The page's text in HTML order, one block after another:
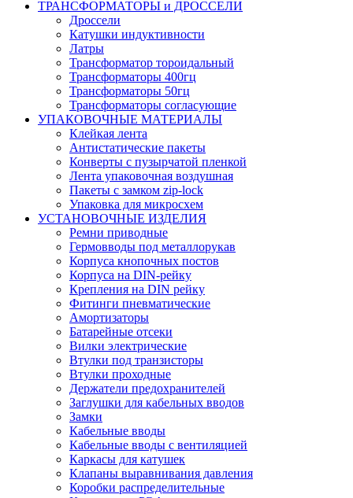
ТРАНСФОРМАТОРЫ и ДРОССЕЛИ
Дроссели
Катушки индуктивности
Латры
Трансформатор тороидальный
Трансформаторы 400гц
Трансформаторы 50гц
Трансформаторы согласующие
УПАКОВОЧНЫЕ МАТЕРИАЛЫ
Клейкая лента
Антистатические пакеты
Конверты с пузырчатой пленкой
Лента упаковочная воздушная
Пакеты с замком zip-lock
Упаковка для микросхем
УСТАНОВОЧНЫЕ ИЗДЕЛИЯ
Ремни приводные
Гермовводы под металлорукав
Корпуса кнопочных постов
Корпуса на DIN-рейку
Крепления на DIN рейку
Фитинги пневматические
Амортизаторы
Батарейные отсеки
Вилки электрические
Втулки под транзисторы
Втулки проходные
Держатели предохранителей
Заглушки для кабельных вводов
Замки
Кабельные вводы
Кабельные вводы с вентиляцией
Каркасы для катушек
Клапаны выравнивания давления
Коробки распределительные